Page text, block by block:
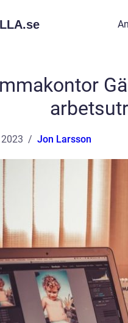
se
Jon Larsson